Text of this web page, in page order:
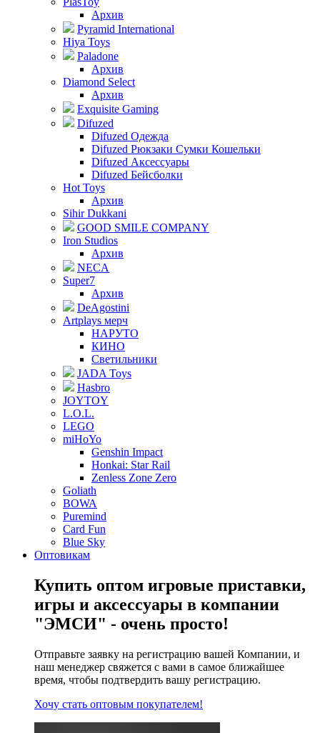
Архив
Pyramid International
Hiya Toys
Paladone
Архив
Diamond Select
Архив
Exquisite Gaming
Difuzed
Difuzed Одежда
Difuzed Рюкзаки Сумки Кошельки
Difuzed Аксессуары
Difuzed Бейсболки
Hot Toys
Архив
Sihir Dukkani
GOOD SMILE COMPANY
Iron Studios
Архив
NECA
Super7
Архив
DeAgostini
Artplays мерч
НАРУТО
КИНО
Светильники
JADA Toys
Hasbro
JOYTOY
L.O.L.
LEGO
miHoYo
Genshin Impact
Honkai: Star Rail
Zenless Zone Zero
Goliath
BOWA
Puremind
Card Fun
Blue Sky
Оптовикам
Купить оптом игровые приставки,
игры и аксессуары в компании
"ЭМСИ" - очень просто!
Отправьте заявку на регистрацию вашей Компании, и
наш менеджер свяжется с вами в самое ближайшее
время, чтобы подтвердить вашу регистрацию.
Хочу стать оптовым покупателем!